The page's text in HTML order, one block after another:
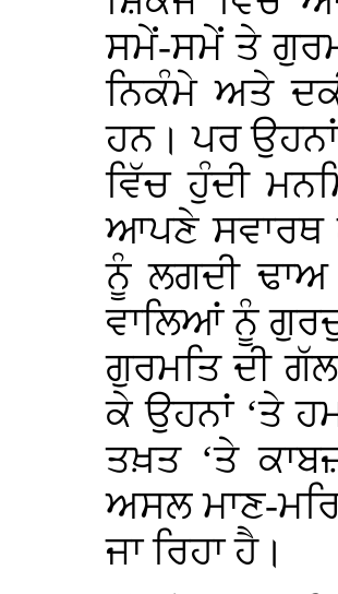
ਸਮੇਂ-ਸਮੇਂ ਤੇ
ਨਿਕੰਮੇ ਅਤੇ
ਹਨ। ਪਰ
ਵਿੱਚ ਹੁੰਦੀ
ਆਪਣੇ ਸਵਾਰਥ
ਨੂੰ ਲਗਦੀ
ਵਾਲਿਆਂ ਨੂੰ
ਗੁਰਮਤਿ ਦੀ
ਕੇ ਉਹਨਾਂ ‘ਤੇ
ਤਖ਼ਤ ‘ਤੇ
ਅਸਲ ਮਾਣ-
ਜਾ ਰਿਹਾ ਹੈ।